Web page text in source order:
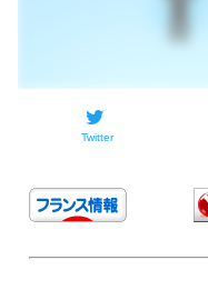
Twitter